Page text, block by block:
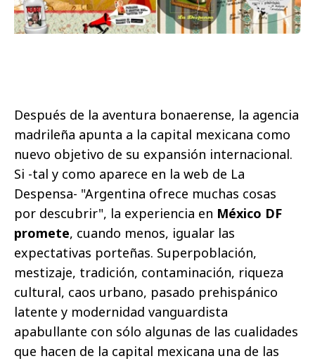
Después de la aventura bonaerense, la agencia
madrileña apunta a la capital mexicana como
nuevo objetivo de su expansión internacional.
Si -tal y como aparece en la web de La
Despensa- "Argentina ofrece muchas cosas
por descubrir", la experiencia en México DF
promete, cuando menos, igualar las
expectativas porteñas. Superpoblación,
mestizaje, tradición, contaminación, riqueza
cultural, caos urbano, pasado prehispánico
latente y modernidad vanguardista
apabullante con sólo algunas de las cualidades
que hacen de la capital mexicana una de las